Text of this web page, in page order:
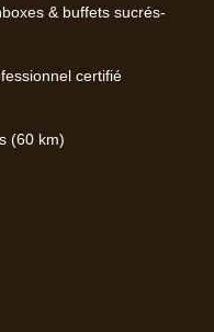
& buffets sucrés-
certifié
(60 km)